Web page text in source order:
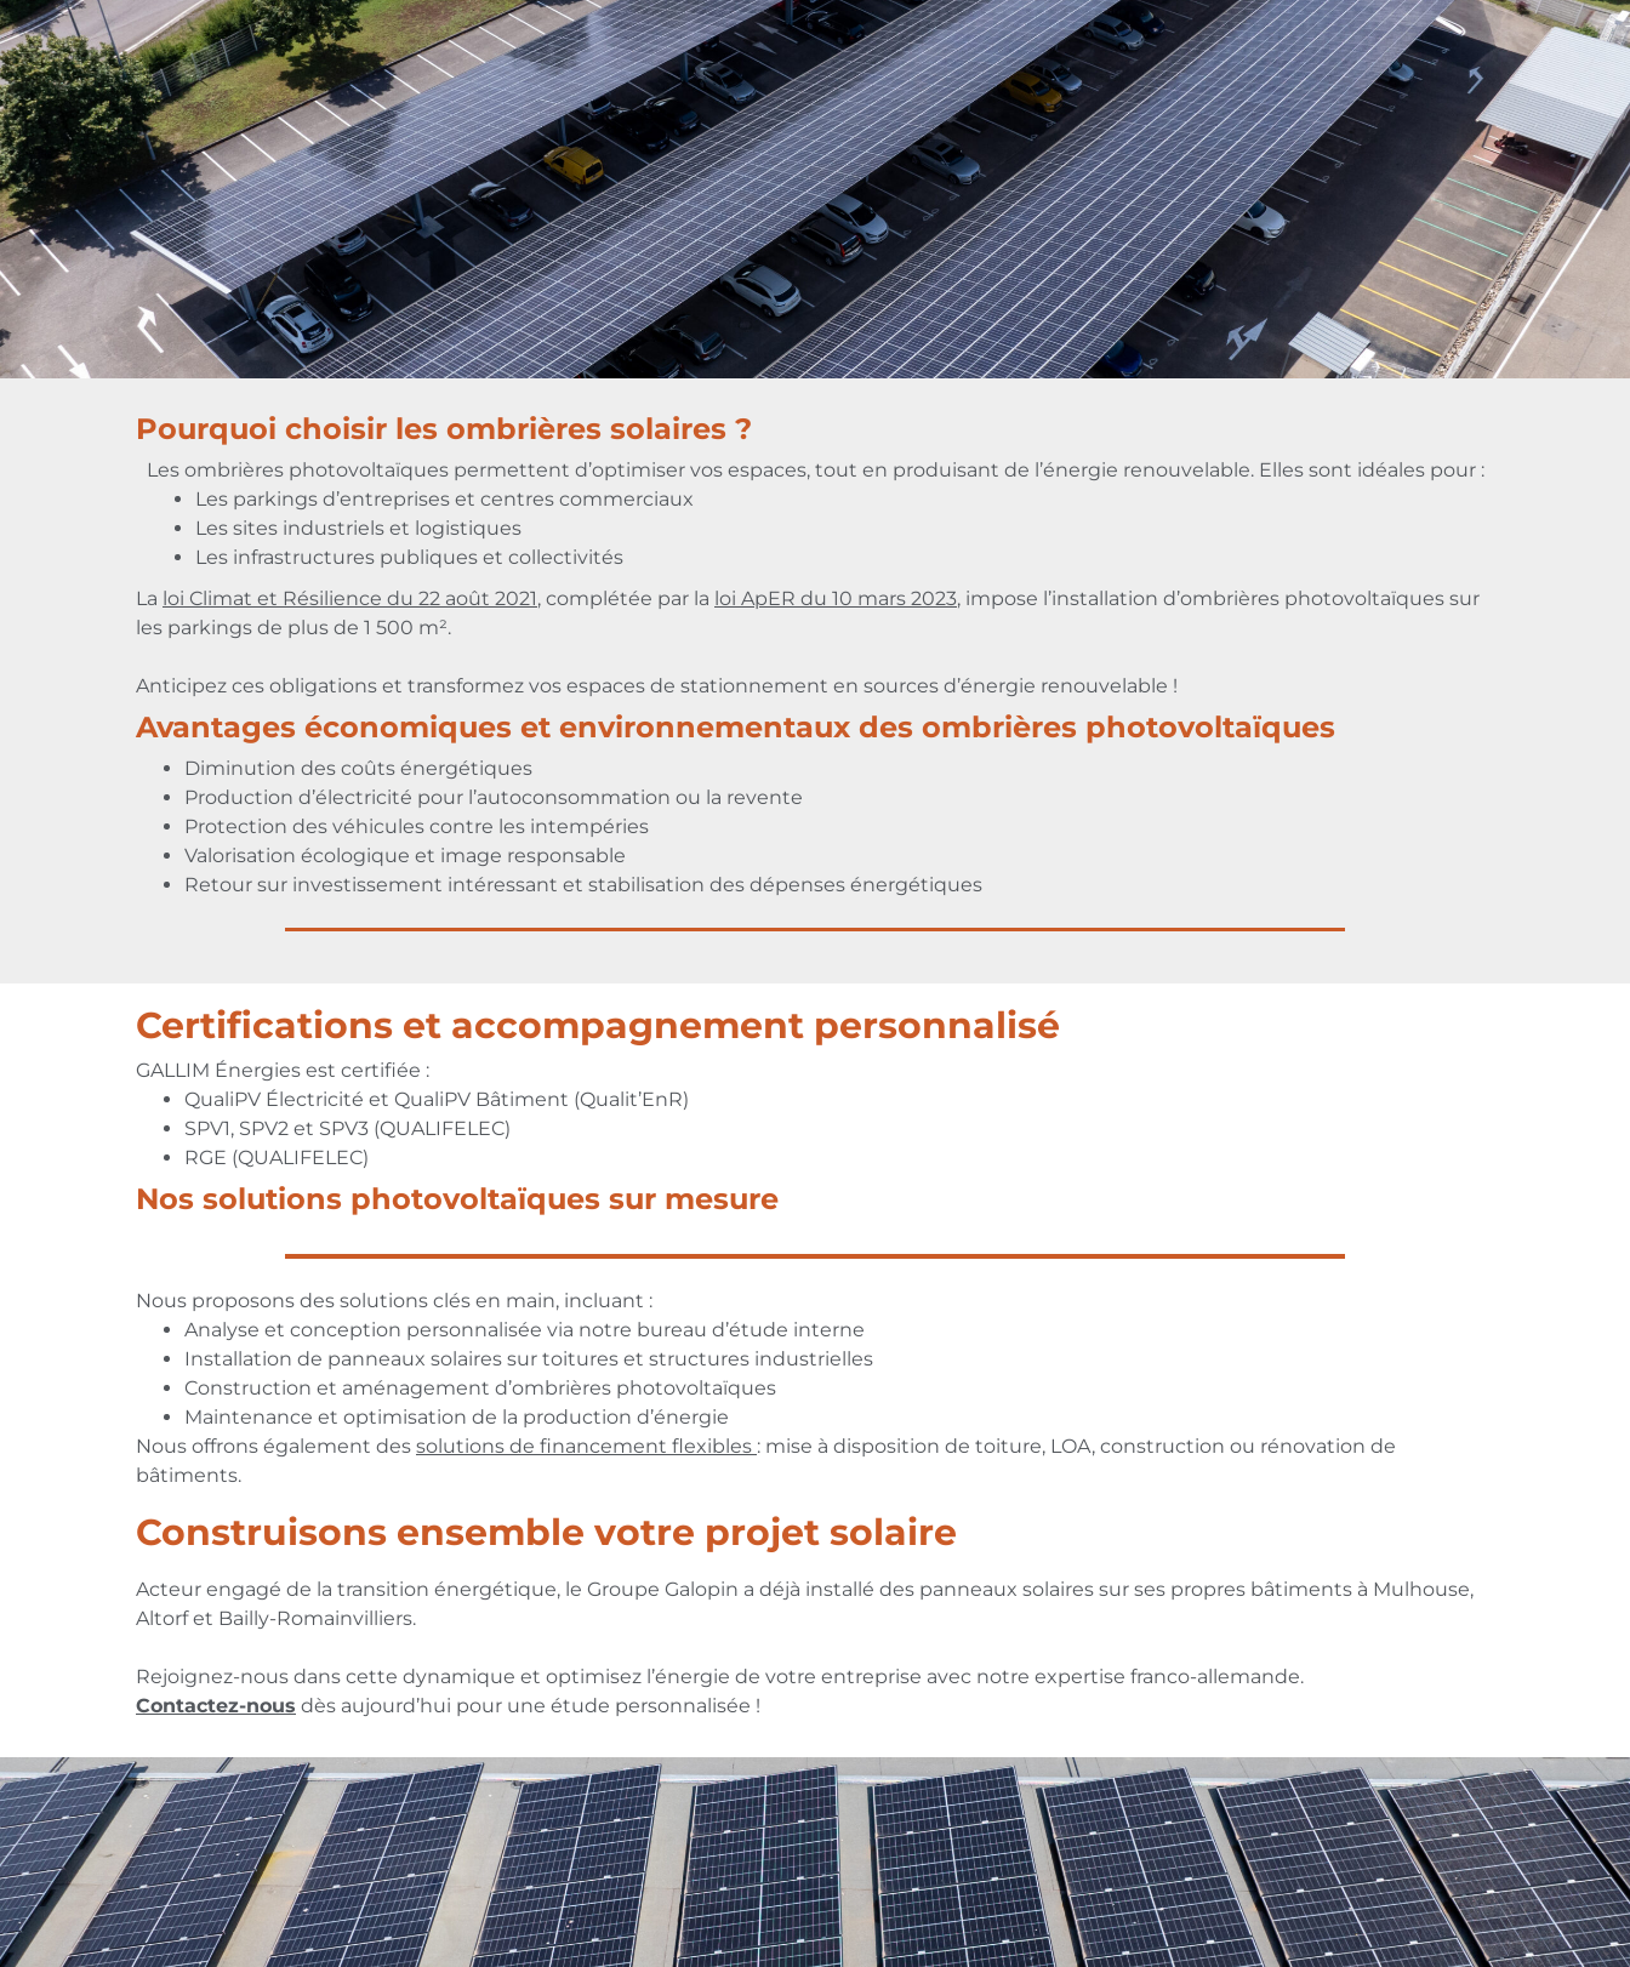
Pourquoi choisir les ombrières solaires ?
Les ombrières photovoltaïques permettent d’optimiser vos espaces, tout en produisant de l’énergie renouvelable. Elles sont idéales pour :
Les parkings d’entreprises et centres commerciaux
Les sites industriels et logistiques
Les infrastructures publiques et collectivités
La loi Climat et Résilience du 22 août 2021, complétée par la loi ApER du 10 mars 2023, impose l’installation d’ombrières photovoltaïques sur
les parkings de plus de 1 500 m².
Anticipez ces obligations et transformez vos espaces de stationnement en sources d’énergie renouvelable !
Avantages économiques et environnementaux des ombrières photovoltaïques
Diminution des coûts énergétiques
Production d’électricité pour l’autoconsommation ou la revente
Protection des véhicules contre les intempéries
Valorisation écologique et image responsable
Retour sur investissement intéressant et stabilisation des dépenses énergétiques
Certifications et accompagnement personnalisé
GALLIM Énergies est certifiée :
QualiPV Électricité et QualiPV Bâtiment (Qualit’EnR)
SPV1, SPV2 et SPV3 (QUALIFELEC)
RGE (QUALIFELEC)
Nos solutions photovoltaïques sur mesure
Nous proposons des solutions clés en main, incluant :
Analyse et conception personnalisée via notre bureau d’étude interne
Installation de panneaux solaires sur toitures et structures industrielles
Construction et aménagement d’ombrières photovoltaïques
Maintenance et optimisation de la production d’énergie
Nous offrons également des solutions de financement flexibles : mise à disposition de toiture, LOA, construction ou rénovation de
bâtiments.
Construisons ensemble votre projet solaire
Acteur engagé de la transition énergétique, le Groupe Galopin a déjà installé des panneaux solaires sur ses propres bâtiments à Mulhouse,
Altorf et Bailly-Romainvilliers.
Rejoignez-nous dans cette dynamique et optimisez l’énergie de votre entreprise avec notre expertise franco-allemande.
Contactez-nous dès aujourd’hui pour une étude personnalisée !